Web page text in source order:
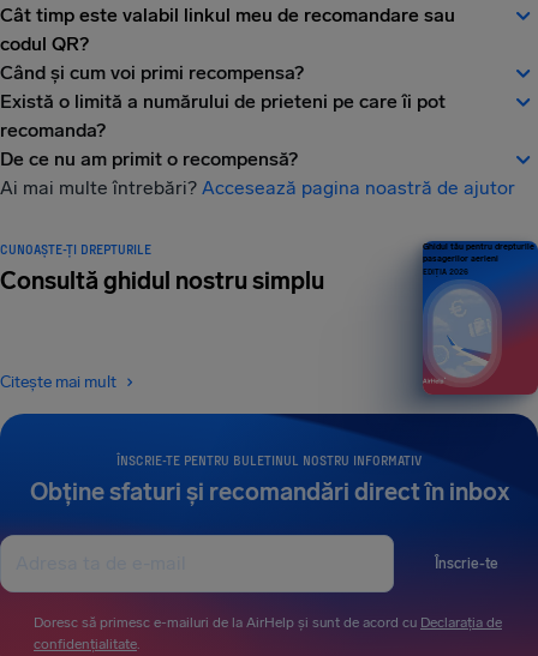
Cât timp este valabil linkul meu de recomandare sau
codul QR?
Când și cum voi primi recompensa?
Există o limită a numărului de prieteni pe care îi pot
recomanda?
De ce nu am primit o recompensă?
Ai mai multe întrebări? Accesează pagina noastră de ajutor
ÎNSCRIE-TE PENTRU BULETINUL NOSTRU INFORMATIV
Obține sfaturi și recomandări direct în inbox
Înscrie-te
Doresc să primesc e-mailuri de la AirHelp și sunt de acord cu Declarația de
confidențialitate.
CUNOAȘTE-ȚI DREPTURILE
Consultă ghidul nostru simplu
Citește mai mult
Ghidul tău pentru drepturile
pasagerilor aerieni
EDIȚIA 2026